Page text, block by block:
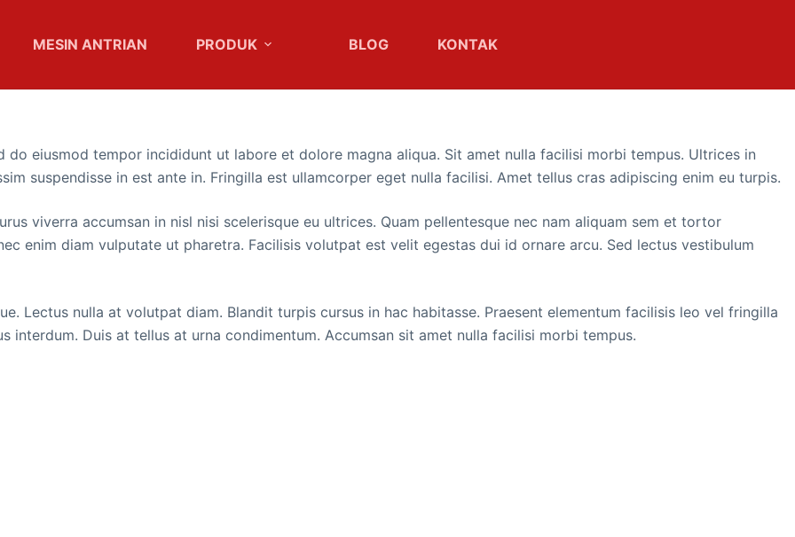
MESIN ANTRIAN PRODUK BLOG KONTAK
eiusmod tempor incididunt ut labore et dolore magna aliqua. Sit amet nulla facilisi morbi tempus. Ultrices in
suspendisse in est ante in. Fringilla est ullamcorper eget nulla facilisi. Amet tellus cras adipiscing enim eu turpis.
viverra accumsan in nisl nisi scelerisque eu ultrices. Quam pellentesque nec nam aliquam sem et tortor
enim diam vulputate ut pharetra. Facilisis volutpat est velit egestas dui id ornare arcu. Sed lectus vestibulum
Lectus nulla at volutpat diam. Blandit turpis cursus in hac habitasse. Praesent elementum facilisis leo vel fringilla
interdum. Duis at tellus at urna condimentum. Accumsan sit amet nulla facilisi morbi tempus.